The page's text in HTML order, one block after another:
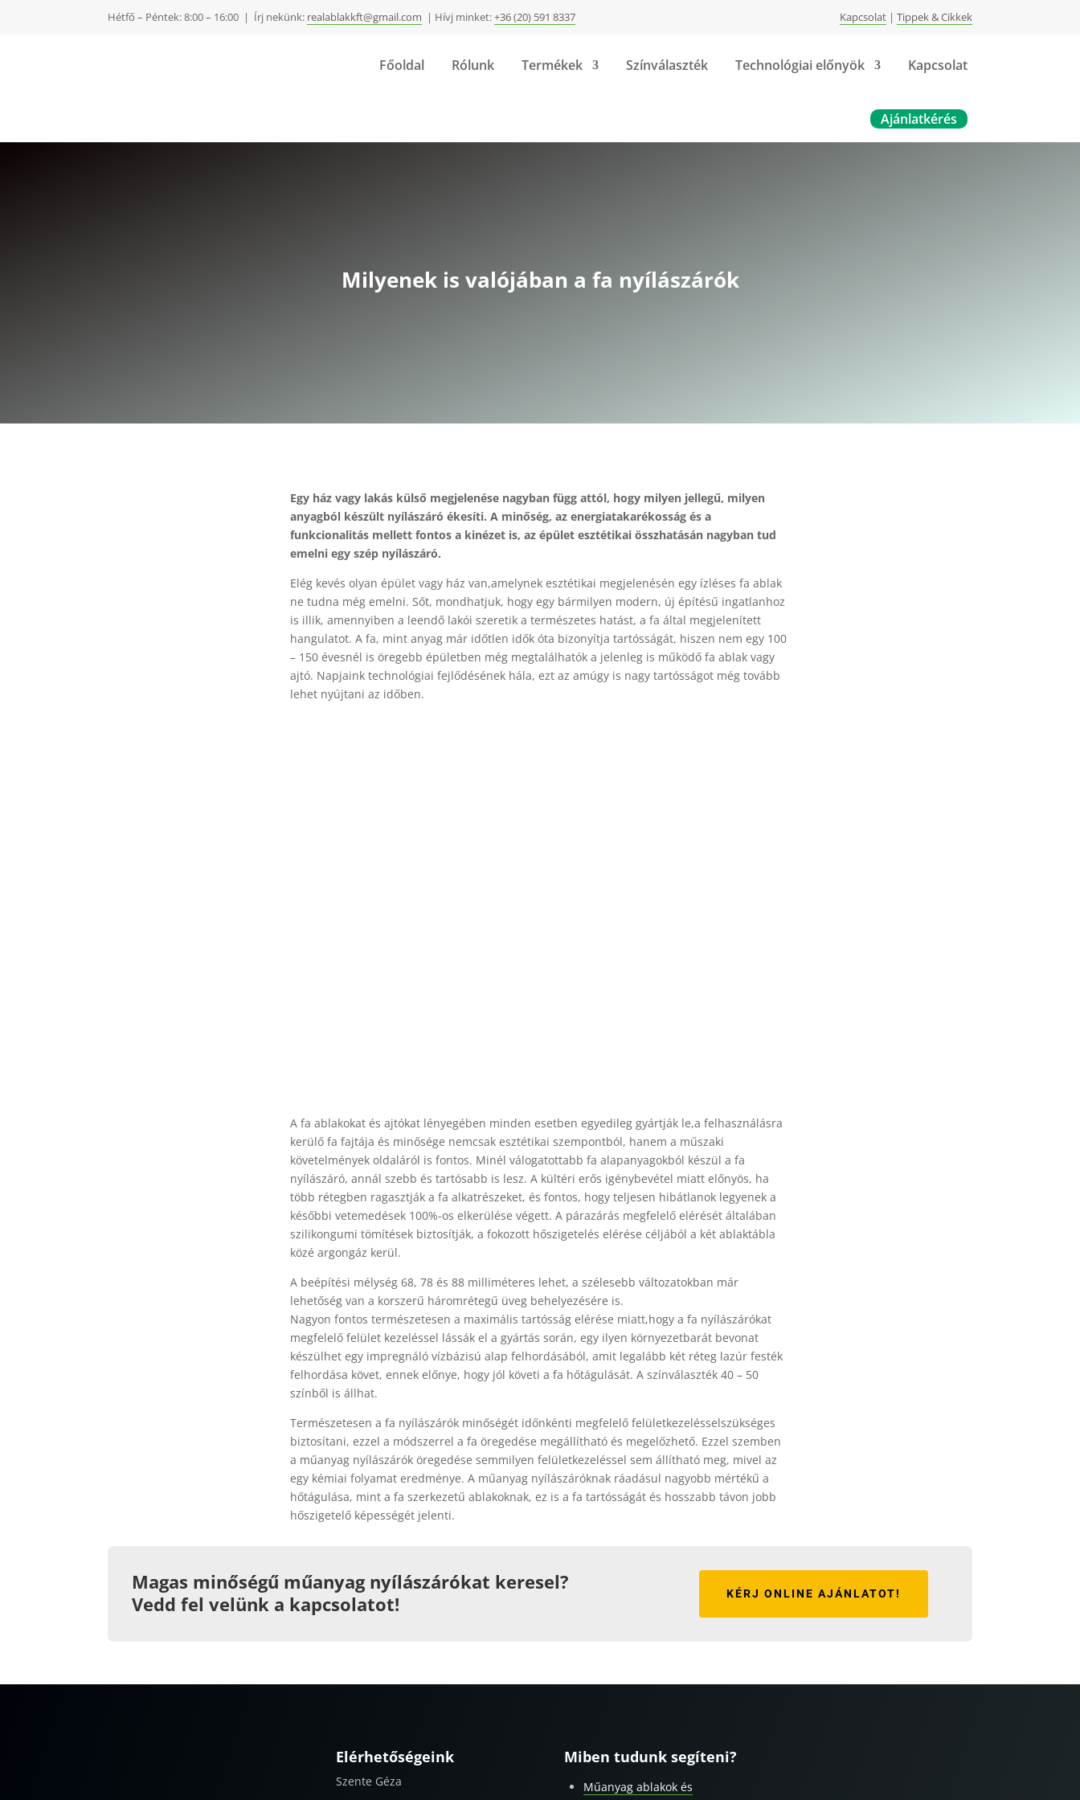
Hétfő – Péntek: 8:00 – 16:00 | Írj nekünk: realablakkft@gmail.com | Hívj minket:+36 (20) 591 8337 Kapcsolat| Tippek & Cikkek
Főoldal Rólunk Termékek Színválaszték Technológiai előnyök Kapcsolat
Ajánlatkérés
Milyenek is valójában a fa nyílászárók
Egy ház vagy lakás külső megjelenése nagyban függ attól, hogy milyen jellegű, milyen
anyagból készült nyílászáró ékesíti. A minőség, az energiatakarékosság és a
funkcionalitás mellett fontos a kinézet is, az épület esztétikai összhatásán nagyban tud
emelni egy szép nyílászáró.
Elég kevés olyan épület vagy ház van,amelynek esztétikai megjelenésén egy ízléses fa ablak
ne tudna még emelni. Sőt, mondhatjuk, hogy egy bármilyen modern, új építésű ingatlanhoz
is illik, amennyiben a leendő lakói szeretik a természetes hatást, a fa által megjelenített
hangulatot. A fa, mint anyag már időtlen idők óta bizonyítja tartósságát, hiszen nem egy 100
– 150 évesnél is öregebb épületben még megtalálhatók a jelenleg is működő fa ablak vagy
ajtó. Napjaink technológiai fejlődésének hála, ezt az amúgy is nagy tartósságot még tovább
lehet nyújtani az időben.
A fa ablakokat és ajtókat lényegében minden esetben egyedileg gyártják le,a felhasználásra
kerülő fa fajtája és minősége nemcsak esztétikai szempontból, hanem a műszaki
követelmények oldaláról is fontos. Minél válogatottabb fa alapanyagokból készül a fa
nyílászáró, annál szebb és tartósabb is lesz. A kültéri erős igénybevétel miatt előnyös, ha
több rétegben ragasztják a fa alkatrészeket, és fontos, hogy teljesen hibátlanok legyenek a
későbbi vetemedések 100%-os elkerülése végett. A párazárás megfelelő elérését általában
szilikongumi tömítések biztosítják, a fokozott hőszigetelés elérése céljából a két ablaktábla
közé argongáz kerül.
A beépítési mélység 68, 78 és 88 milliméteres lehet, a szélesebb változatokban már
lehetőség van a korszerű háromrétegű üveg behelyezésére is.
Nagyon fontos természetesen a maximális tartósság elérése miatt,hogy a fa nyílászárókat
megfelelő felület kezeléssel lássák el a gyártás során, egy ilyen környezetbarát bevonat
készülhet egy impregnáló vízbázisú alap felhordásából, amit legalább két réteg lazúr festék
felhordása követ, ennek előnye, hogy jól követi a fa hőtágulását. A színválaszték 40 – 50
színből is állhat.
Természetesen a fa nyílászárók minőségét időnkénti megfelelő felületkezelésselszükséges
biztosítani, ezzel a módszerrel a fa öregedése megállítható és megelőzhető. Ezzel szemben
a műanyag nyílászárók öregedése semmilyen felületkezeléssel sem állítható meg, mivel az
egy kémiai folyamat eredménye. A műanyag nyílászáróknak ráadásul nagyobb mértékű a
hőtágulása, mint a fa szerkezetű ablakoknak, ez is a fa tartósságát és hosszabb távon jobb
hőszigetelő képességét jelenti.
Magas minőségű műanyag nyílászárókat keresel?
Vedd fel velünk a kapcsolatot!
KÉRJ ONLINE AJÁNLATOT!
Elérhetőségeink
Szente Géza
Miben tudunk segíteni?
Műanyag ablakok és